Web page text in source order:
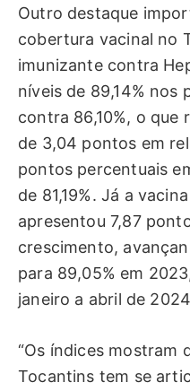
Outro destaque
cobertura vacinal no
imunizante contra
níveis de 89,14% nos
contra 86,10%, o que
de 3,04 pontos em
pontos percentuais
de 81,19%. Já a
apresentou 7,87
crescimento,
para 89,05% em
janeiro a abril de
“Os índices mostram
Tocantins tem se